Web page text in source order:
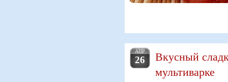
АПР
26
Вкусный
мультиварке